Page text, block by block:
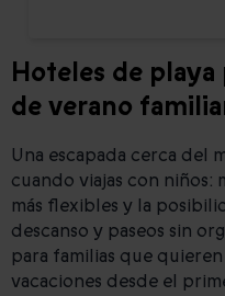
Hoteles de playa
de verano
Una escapada cerca del
cuando viajas con niños:
más flexibles y la
descanso y paseos sin
para familias que
vacaciones desde el